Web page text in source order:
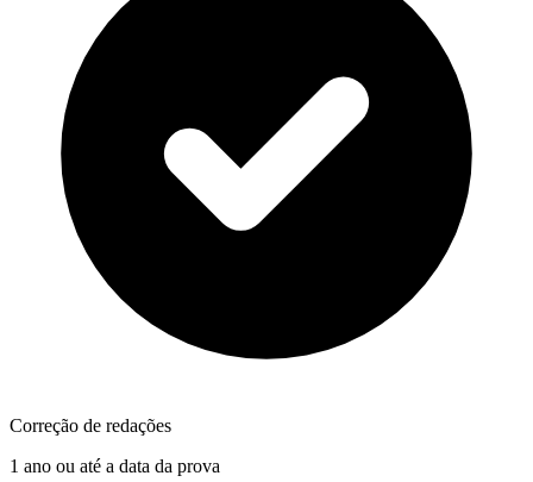
Correção de redações
1 ano ou até a data da prova